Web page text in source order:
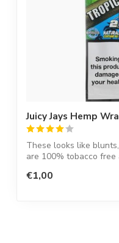
Juicy Jays Hemp
These looks like
are 100% tobacco free
€1,00